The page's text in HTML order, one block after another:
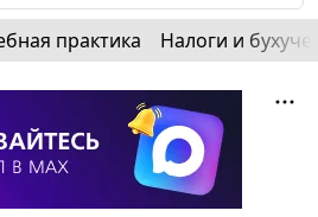
практика Налоги и